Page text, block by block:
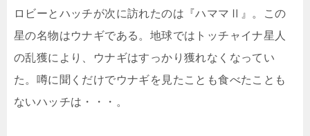
ロビーとハッチが次に訪れたのは『ハママⅡ』。この
星の名物はウナギである。地球ではトッチャイナ星人
の乱獲により、ウナギはすっかり獲れなくなってい
た。噂に聞くだけでウナギを見たことも食べたことも
ないハッチは・・・。